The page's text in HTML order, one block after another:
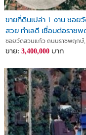
ขายที่ดินเปล่า 1 งาน ซอ
สวย ทำเลดี เชื่อมต่อราช
ซอยวัดสวนแก้ว ถนนราชพฤกษ์,
ขาย: 3,400,000 บาท